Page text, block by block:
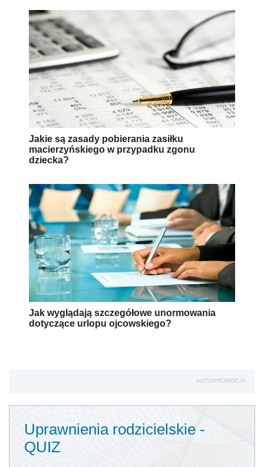
Jakie są zasady pobierania zasiłku
macierzyńskiego w przypadku zgonu
dziecka?
Jak wyglądają szczegółowe unormowania
dotyczące urlopu ojcowskiego?
AUTOPROMOCJA
Uprawnienia rodzicielskie -
QUIZ